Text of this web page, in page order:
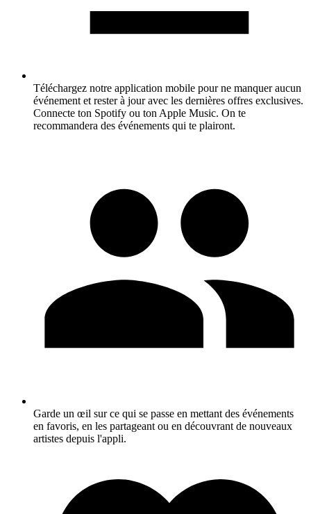
Téléchargez notre application mobile pour ne manquer aucun
événement et rester à jour avec les dernières offres exclusives.
Connecte ton Spotify ou ton Apple Music. On te
recommandera des événements qui te plairont.
Garde un œil sur ce qui se passe en mettant des événements
en favoris, en les partageant ou en découvrant de nouveaux
artistes depuis l'appli.